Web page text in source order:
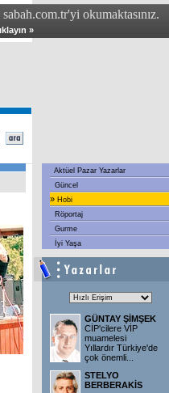
okumaktasınız.
»
Aktüel Pazar Yazarlar
Güncel
» Hobi
Röportaj
Gurme
İyi Yaşa
GÜNTAY ŞİMŞEK
CİP'cilere VİP
muamelesi
Yıllardır Türkiye'de
çok önemli
STELYO
BERBERAKİS